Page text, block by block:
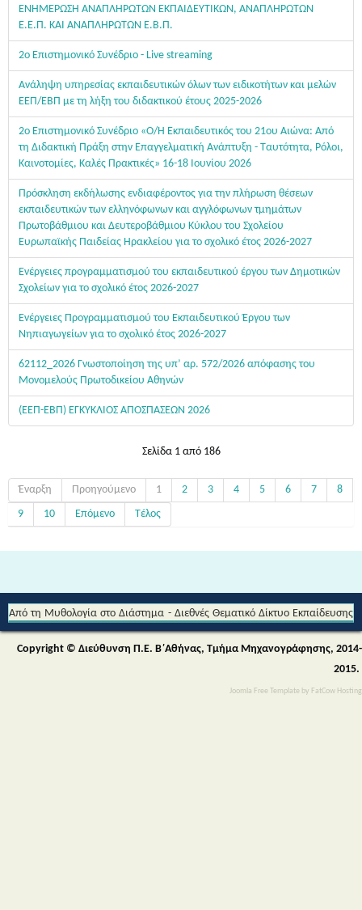
Joomla Free Template by FatCow Hosting
ΕΝΗΜΕΡΩΣΗ ΑΝΑΠΛΗΡΩΤΩΝ ΕΚΠΑΙΔΕΥΤΙΚΩΝ, ΑΝΑΠΛΗΡΩΤΩΝ
Ε.Ε.Π. ΚΑΙ ΑΝΑΠΛΗΡΩΤΩΝ Ε.Β.Π.
2ο Επιστημονικό Συνέδριο - Live streaming
Ανάληψη υπηρεσίας εκπαιδευτικών όλων των ειδικοτήτων και μελών
ΕΕΠ/ΕΒΠ με τη λήξη του διδακτικού έτους 2025-2026
2ο Επιστημονικό Συνέδριο «Ο/Η Εκπαιδευτικός του 21ου Αιώνα: Από
τη Διδακτική Πράξη στην Επαγγελματική Ανάπτυξη - Ταυτότητα, Ρόλοι,
Καινοτομίες, Καλές Πρακτικές» 16-18 Ιουνίου 2026
Πρόσκληση εκδήλωσης ενδιαφέροντος για την πλήρωση θέσεων
εκπαιδευτικών των ελληνόφωνων και αγγλόφωνων τμημάτων
Πρωτοβάθμιου και Δευτεροβάθμιου Κύκλου του Σχολείου
Ευρωπαϊκής Παιδείας Ηρακλείου για το σχολικό έτος 2026-2027
Ενέργειες προγραμματισμού του εκπαιδευτικού έργου των Δημοτικών
Σχολείων για το σχολικό έτος 2026-2027
Ενέργειες Προγραμματισμού του Εκπαιδευτικού Έργου των
Νηπιαγωγείων για το σχολικό έτος 2026-2027
62112_2026 Γνωστοποίηση της υπ’ αρ. 572/2026 απόφασης του
Μονομελούς Πρωτοδικείου Αθηνών
(ΕΕΠ-ΕΒΠ) ΕΓΚΥΚΛΙΟΣ ΑΠΟΣΠΑΣΕΩΝ 2026
Σελίδα 1 από 186
Έναρξη Προηγούμενο 1 2 3 4 5 6 7
8
9
10 Επόμενο Τέλος
για την Αειφορία (Περιβαλλοντικής & Πολιτιστικής Εκπαίδευσης)
Copyright © Διεύθυνση Π.Ε. Β΄Αθήνας, Τμήμα Μηχανογράφησης, 2014-
2015.